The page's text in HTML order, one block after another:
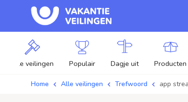
Alle veilingen Populair Dagje uit Producten
Home Alle veilingen Trefwoord app